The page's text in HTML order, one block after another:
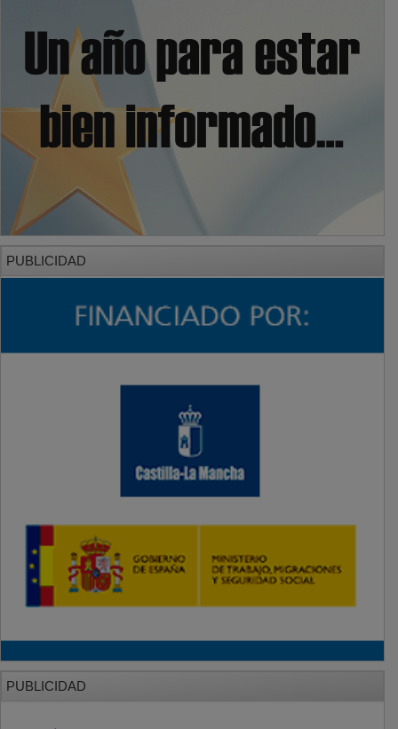
PUBLICIDAD
PUBLICIDAD